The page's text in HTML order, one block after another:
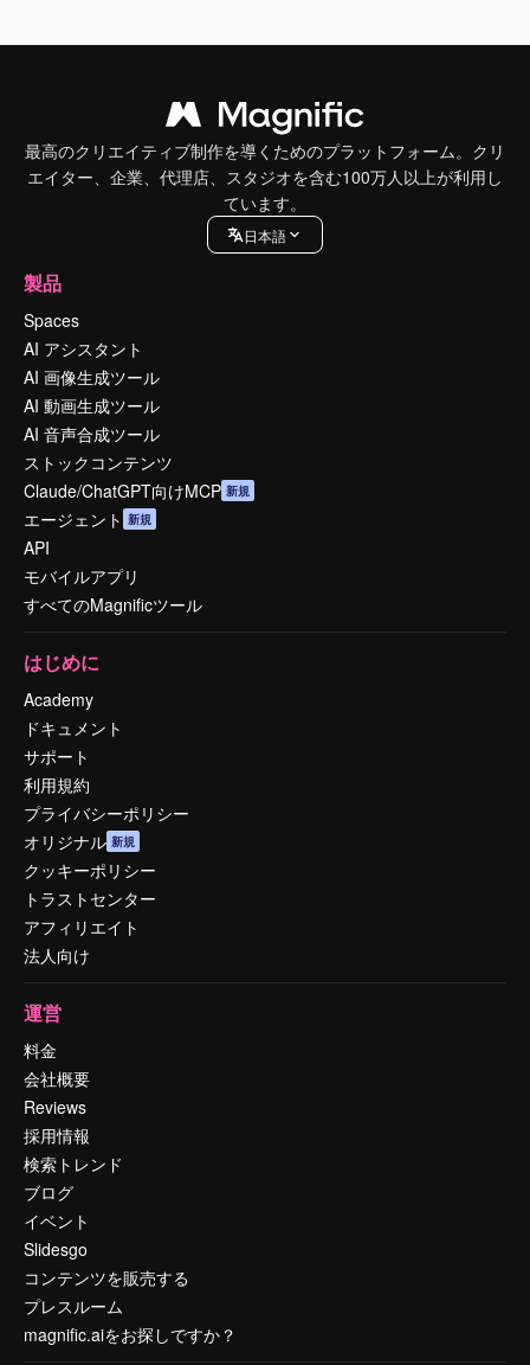
最高のクリエイティブ制作を導くためのプラットフォーム。クリ
エイター、企業、代理店、スタジオを含む100万人以上が利用し
ています。
日本語
製品
Spaces
AI アシスタント
AI 画像生成ツール
AI 動画生成ツール
AI 音声合成ツール
ストックコンテンツ
Claude/ChatGPT向けMCP 新規
エージェント 新規
API
モバイルアプリ
すべてのMagnificツール
はじめに
Academy
ドキュメント
サポート
利用規約
プライバシーポリシー
オリジナル 新規
クッキーポリシー
トラストセンター
アフィリエイト
法人向け
運営
料金
会社概要
Reviews
採用情報
検索トレンド
ブログ
イベント
Slidesgo
コンテンツを販売する
プレスルーム
magnific.aiをお探しですか？